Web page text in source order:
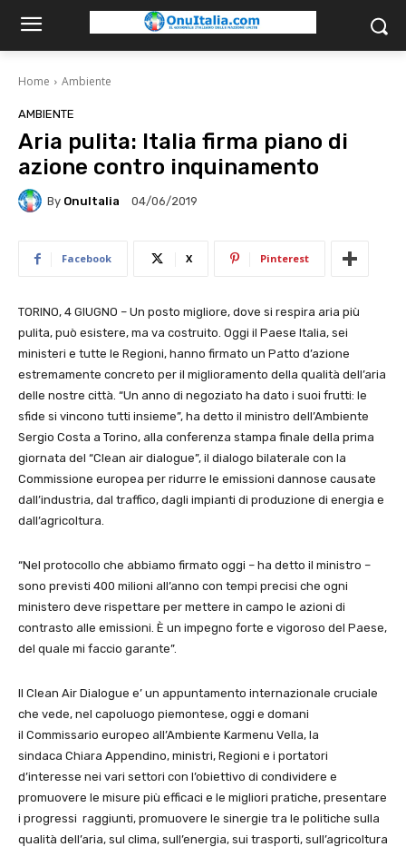
Home Ambiente
AMBIENTE
Aria pulita: Italia firma piano di
azione contro inquinamento
By OnuItalia 04/06/2019
Facebook X Pinterest
TORINO, 4 GIUGNO – Un posto migliore, dove si respira aria più
pulita, può esistere, ma va costruito. Oggi il Paese Italia, sei
ministeri e tutte le Regioni, hanno firmato un Patto d’azione
estremamente concreto per il miglioramento della qualità dell’aria
delle nostre città. “Un anno di negoziato ha dato i suoi frutti: le
sfide si vincono tutti insieme”, ha detto il ministro dell’Ambiente
Sergio Costa a Torino, alla conferenza stampa finale della prima
giornata del “Clean air dialogue”, il dialogo bilaterale con la
Commissione europea per ridurre le emissioni dannose causate
dall’industria, dal traffico, dagli impianti di produzione di energia e
dall’agricoltura.
“Nel protocollo che abbiamo firmato oggi – ha detto il ministro –
sono previsti 400 milioni all’anno con tempi precisi che ogni
ministero deve rispettare per mettere in campo le azioni di
contrasto alle emissioni. È un impegno forte e vigoroso del Paese,
del quale mi faccio garante”.
Il Clean Air Dialogue e’ un appuntamento internazionale cruciale
che vede, nel capoluogo piemontese, oggi e domani
il Commissario europeo all’Ambiente Karmenu Vella, la
sindaca Chiara Appendino, ministri, Regioni e i portatori
d’interesse nei vari settori con l’obiettivo di condividere e
promuovere le misure più efficaci e le migliori pratiche, presentare
i progressi raggiunti, promuovere le sinergie tra le politiche sulla
qualità dell’aria, sul clima, sull’energia, sui trasporti, sull’agricoltura